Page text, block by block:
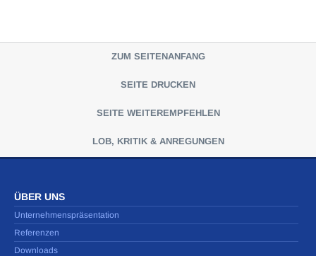
ZUM SEITENANFANG
SEITE DRUCKEN
SEITE WEITEREMPFEHLEN
LOB, KRITIK & ANREGUNGEN
ÜBER UNS
Unternehmenspräsentation
Referenzen
Downloads